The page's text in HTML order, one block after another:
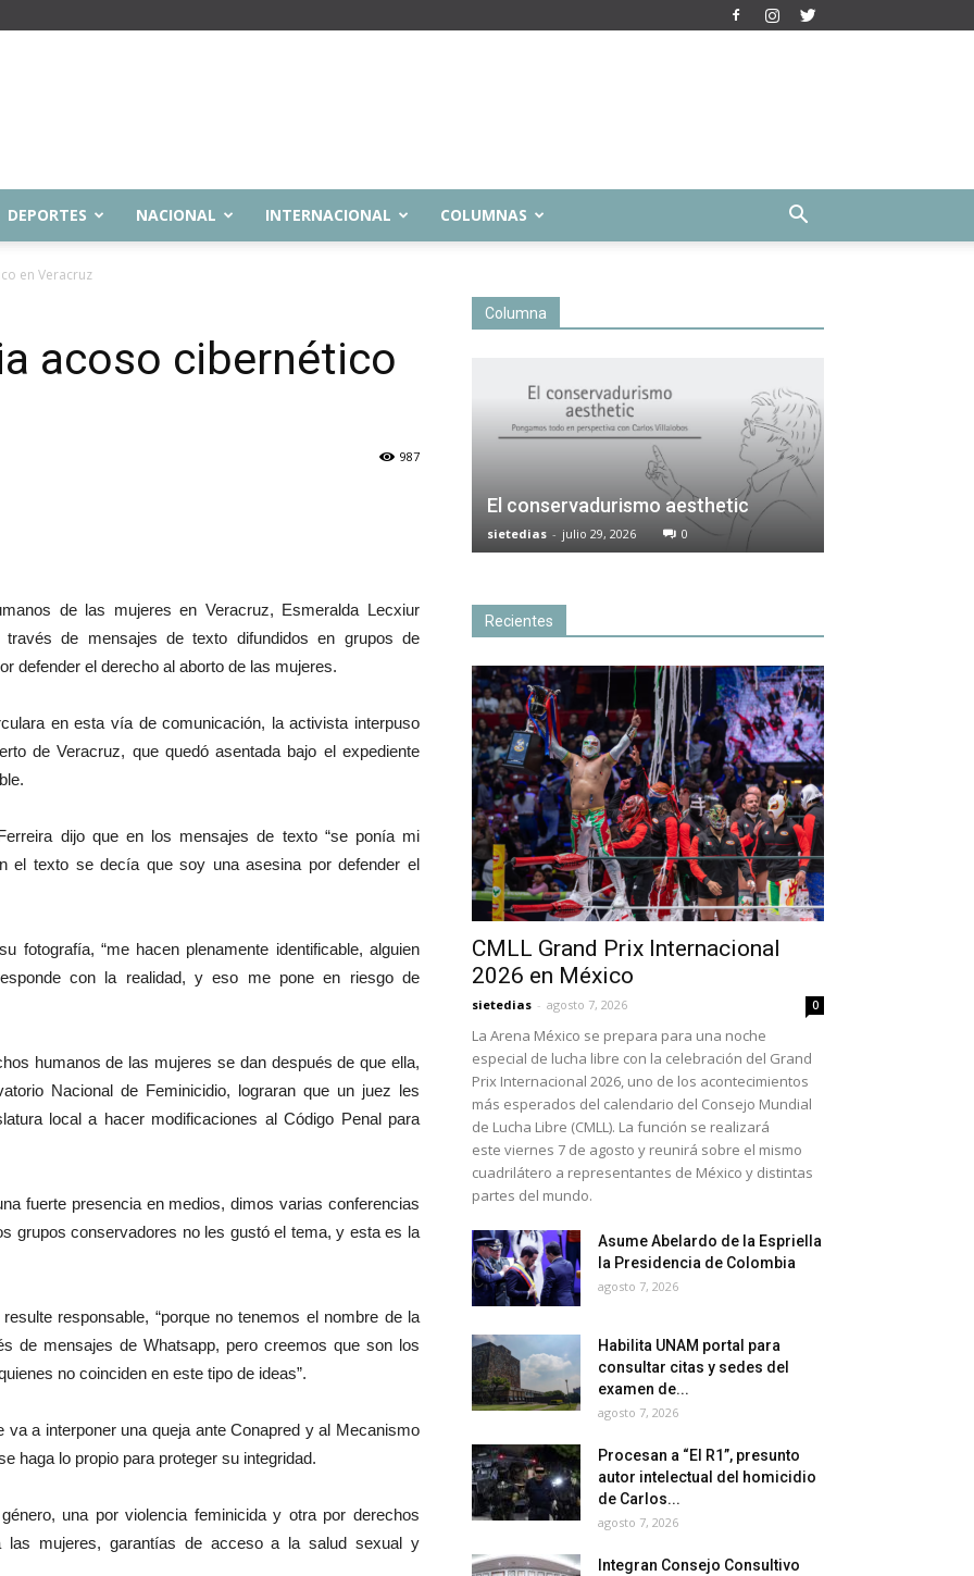
DEPORTES NACIONAL INTERNACIONAL COLUMNAS
en Veracruz
acoso cibernético
987
de las mujeres en Veracruz, Esmeralda Lecxiur
de mensajes de texto difundidos en grupos de
defender el derecho al aborto de las mujeres.
en esta vía de comunicación, la activista interpuso
de Veracruz, que quedó asentada bajo el expediente
dijo que en los mensajes de texto “se ponía mi
el texto se decía que soy una asesina por defender el
fotografía, “me hacen plenamente identificable, alguien
con la realidad, y eso me pone en riesgo de
humanos de las mujeres se dan después de que ella,
Nacional de Feminicidio, lograran que un juez les
local a hacer modificaciones al Código Penal para
fuerte presencia en medios, dimos varias conferencias
grupos conservadores no les gustó el tema, y esta es la
responsable, “porque no tenemos el nombre de la
de mensajes de Whatsapp, pero creemos que son los
no coinciden en este tipo de ideas”.
a interponer una queja ante Conapred y al Mecanismo
haga lo propio para proteger su integridad.
una por violencia feminicida y otra por derechos
las mujeres, garantías de acceso a la salud sexual y
Columna
El conservadurismo aesthetic
sietedias - julio 29, 2026 0
Recientes
CMLL Grand Prix Internacional
2026 en México
sietedias - agosto 7, 2026 0
La Arena México se prepara para una noche
especial de lucha libre con la celebración del Grand
Prix Internacional 2026, uno de los acontecimientos
más esperados del calendario del Consejo Mundial
de Lucha Libre (CMLL). La función se realizará
este viernes 7 de agosto y reunirá sobre el mismo
cuadrilátero a representantes de México y distintas
partes del mundo.
Asume Abelardo de la Espriella
la Presidencia de Colombia
agosto 7, 2026
Habilita UNAM portal para
consultar citas y sedes del
examen de...
agosto 7, 2026
Procesan a “El R1”, presunto
autor intelectual del homicidio
de Carlos...
agosto 7, 2026
Integran Consejo Consultivo